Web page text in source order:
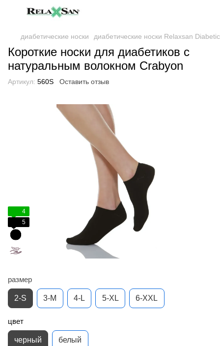
диабетические носки диабетические носки Relaxsan Diabetic
Короткие носки для диабетиков с
натуральным волокном Crabyon
Артикул: 560S Оставить отзыв
4
5
размер
2-S 3-M 4-L 5-XL 6-XXL
цвет
черный белый